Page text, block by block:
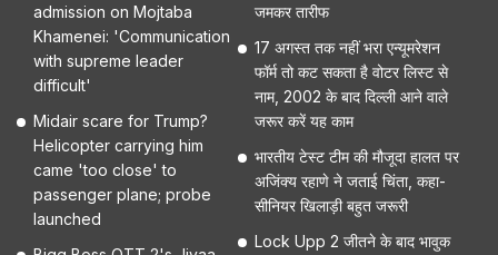
admission on Mojtaba
Khamenei: 'Communication
with supreme leader
difficult'
Midair scare for Trump?
Helicopter carrying him
came 'too close' to
passenger plane; probe
launched
जमकर तारीफ
17 अगस्त तक नहीं भरा एन्यूमरेशन
फॉर्म तो कट सकता है वोटर लिस्ट से
नाम, 2002 के बाद दिल्ली आने वाले
जरूर करें यह काम
भारतीय टेस्ट टीम की मौजूदा हालत पर
अजिंक्य रहाणे ने जताई चिंता, कहा-
सीनियर खिलाड़ी बहुत जरूरी
Lock Upp 2 जीतने के बाद भावुक